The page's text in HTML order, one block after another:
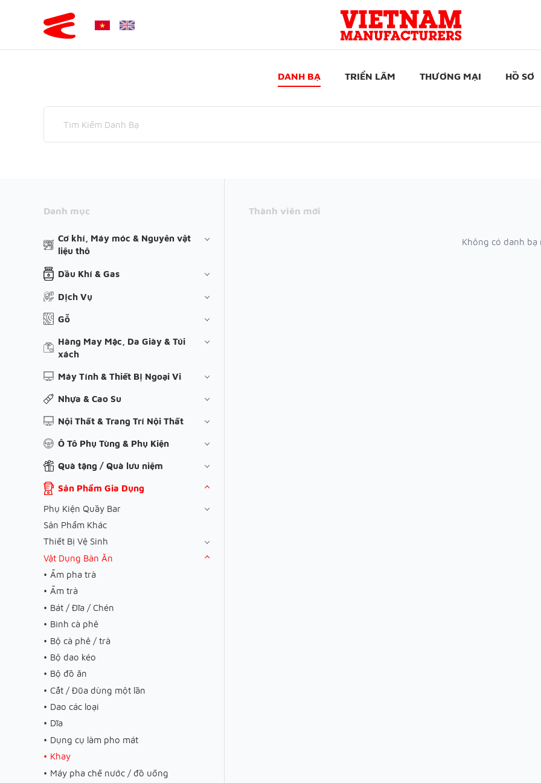
DANH BẠ TRIỂN LÃM THƯƠNG MẠI HỒ SƠ
Danh mục
Cơ khí, Máy móc & Nguyên vật
liệu thô
Dầu Khí & Gas
Dịch Vụ
Gỗ
Hàng May Mặc, Da Giày & Túi
xách
Máy Tính & Thiết Bị Ngoại Vi
Nhựa & Cao Su
Nội Thất & Trang Trí Nội Thất
Ô Tô Phụ Tùng & Phụ Kiện
Quà tặng / Quà lưu niệm
Sản Phẩm Gia Dụng
Phụ Kiện Quầy Bar
Sản Phẩm Khác
Thiết Bị Vệ Sinh
Vật Dụng Bàn Ăn
Ấm pha trà
Ấm trà
Bát / Đĩa / Chén
Bình cà phê
Bộ cà phê / trà
Bộ dao kéo
Bộ đồ ăn
Cắt / Đũa dùng một lần
Dao các loại
Dĩa
Dụng cụ làm pho mát
Khay
Máy pha chế nước / đồ uống
Thành viên mới
Không có danh bạ